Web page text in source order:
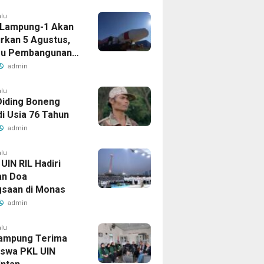
1 Akan
5 Agustus,
Pembangunan
admin
Boneng
Usia 76 Tahun
admin
RIL Hadiri
Doa
di Monas
admin
Terima
PKL UIN